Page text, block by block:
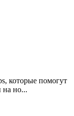
которые помогут
на но...